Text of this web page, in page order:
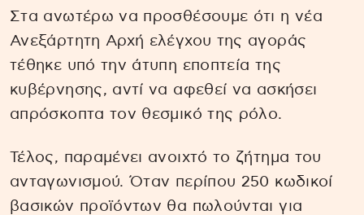
Στα ανωτέρω να προσθέσουμε ότι η νέα
Ανεξάρτητη Αρχή ελέγχου της αγοράς
τέθηκε υπό την άτυπη εποπτεία της
κυβέρνησης, αντί να αφεθεί να ασκήσει
απρόσκοπτα τον θεσμικό της ρόλο.
Τέλος, παραμένει ανοιχτό το ζήτημα του
ανταγωνισμού. Όταν περίπου 250 κωδικοί
βασικών προϊόντων θα πωλούνται για